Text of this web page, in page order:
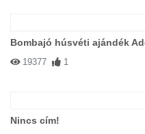
Bombajó húsvéti ajándék
19377 1
Nincs cím!